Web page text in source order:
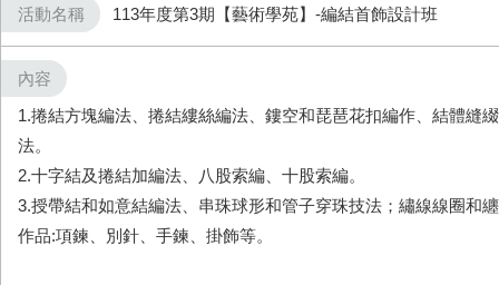
活動名稱 113年度第3期【藝術學苑】-編結首飾設計班
內容
1.捲結方塊編法、捲結縷絲編法、鏤空和琵琶花扣編作、結體縫
法。
2.十字結及捲結加編法、八股索編、十股索編。
3.授帶結和如意結編法、串珠球形和管子穿珠技法；繡線線圈和
作品:項鍊、別針、手鍊、掛飾等。